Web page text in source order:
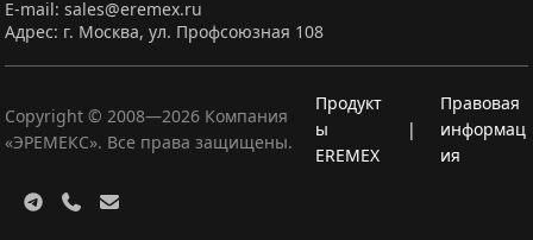
E-mail: sales@eremex.ru
Адрес: г. Москва, ул. Профсоюзная 108
Copyright © 2008—2026 Компания
«ЭРЕМЕКС». Все права защищены.
Продукт
ы
EREMEX
|
Правовая
информац
ия